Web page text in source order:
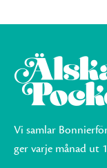
Vi samlar
ger varje månad ut